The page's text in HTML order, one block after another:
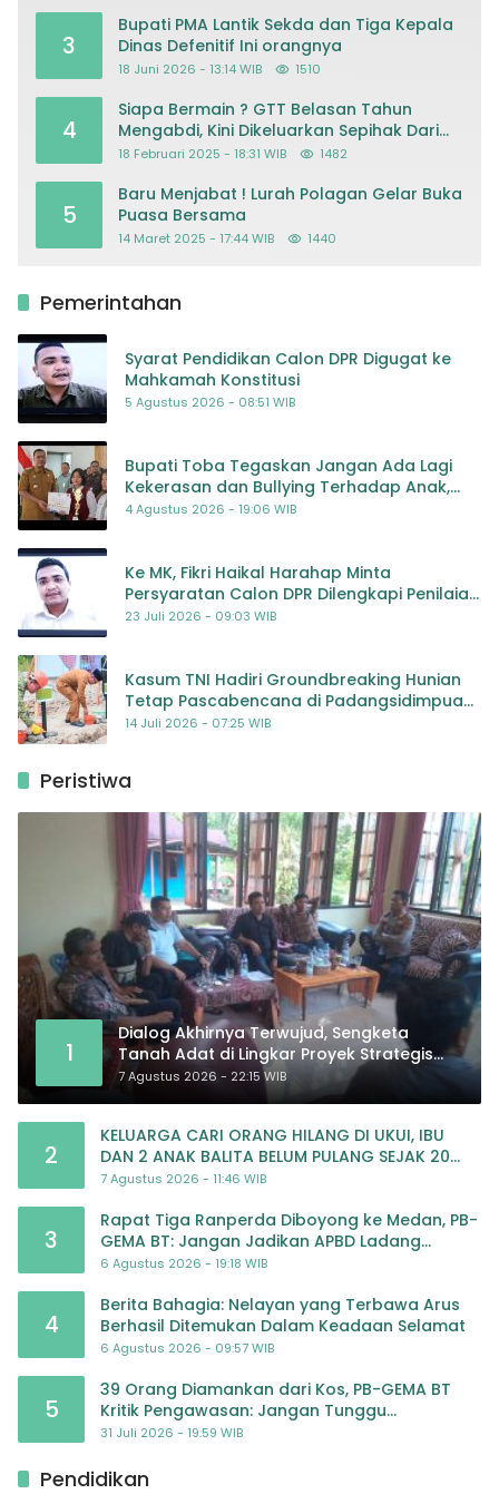
3
Bupati PMA Lantik Sekda dan Tiga Kepala
Dinas Defenitif Ini orangnya
18 Juni 2026 - 13:14 WIB 1510
4
Siapa Bermain ? GTT Belasan Tahun
Mengabdi, Kini Dikeluarkan Sepihak Dari
Dapodik
18 Februari 2025 - 18:31 WIB 1482
5
Baru Menjabat ! Lurah Polagan Gelar Buka
Puasa Bersama
14 Maret 2025 - 17:44 WIB 1440
Pemerintahan
Syarat Pendidikan Calon DPR Digugat ke
Mahkamah Konstitusi
5 Agustus 2026 - 08:51 WIB
Bupati Toba Tegaskan Jangan Ada Lagi
Kekerasan dan Bullying Terhadap Anak,
Dorong Kolaborasi Seluruh Pihak
4 Agustus 2026 - 19:06 WIB
Ke MK, Fikri Haikal Harahap Minta
Persyaratan Calon DPR Dilengkapi Penilaian
Kompetensi
23 Juli 2026 - 09:03 WIB
Kasum TNI Hadiri Groundbreaking Hunian
Tetap Pascabencana di Padangsidimpuan,
Harapan Baru bagi Penyintas
14 Juli 2026 - 07:25 WIB
Peristiwa
1
Dialog Akhirnya Terwujud, Sengketa
Tanah Adat di Lingkar Proyek Strategis
Nasional Memasuki Babak Baru
7 Agustus 2026 - 22:15 WIB
2
KELUARGA CARI ORANG HILANG DI UKUI, IBU
DAN 2 ANAK BALITA BELUM PULANG SEJAK 20
JULI 2026
7 Agustus 2026 - 11:46 WIB
3
Rapat Tiga Ranperda Diboyong ke Medan, PB-
GEMA BT: Jangan Jadikan APBD Ladang
Pembiayaan yang Tak Perlu
6 Agustus 2026 - 19:18 WIB
4
Berita Bahagia: Nelayan yang Terbawa Arus
Berhasil Ditemukan Dalam Keadaan Selamat
6 Agustus 2026 - 09:57 WIB
5
39 Orang Diamankan dari Kos, PB-GEMA BT
Kritik Pengawasan: Jangan Tunggu
Masyarakat Bergerak Baru Negara Bertindak
31 Juli 2026 - 19:59 WIB
Pendidikan